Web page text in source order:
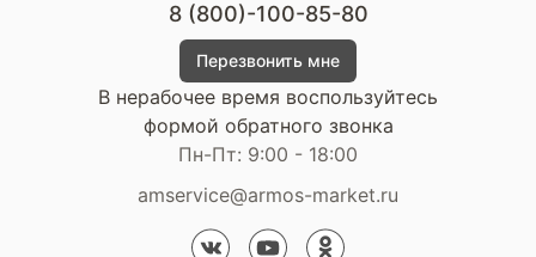
8 (800)-100-85-80
Перезвонить мне
В нерабочее время воспользуйтесь
формой обратного звонка
Пн-Пт: 9:00 - 18:00
amservice@armos-market.ru